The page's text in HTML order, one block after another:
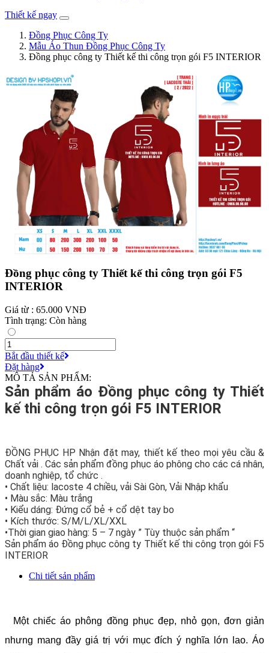
Thiết kế ngay
Đồng Phục Công Ty
Mẫu Áo Thun Đồng Phục Công Ty
Đồng phục công ty Thiết kế thi công trọn gói F5 INTERIOR
Đồng phục công ty Thiết kế thi công trọn gói F5
INTERIOR
Giá từ : 65.000 VNĐ
Tình trạng: Còn hàng
Bắt đầu thiết kế
Đặt hàng
MÔ TẢ SẢN PHẨM:
Sản phẩm áo Đồng phục công ty Thiết
kế thi công trọn gói F5 INTERIOR
ĐỒNG PHỤC HP Nhận đặt may, thiết kế theo mọi yêu cầu &
Chất vải . Các sản phẩm đồng phục áo phông cho các cá nhân,
doanh nghiệp, tổ chức .
• Chất liệu: lacoste 4 chiều, vải Sài Gòn, Vải Nhập khẩu
• Màu sắc: Màu trắng
• Kiểu dáng: Đứng cổ bẻ + cổ dệt tay bo
• Kích thước: S/M/L/XL/XXL
•Thời gian giao hàng: 5 – 7 ngày ” Tùy thuộc sản phẩm “
Sản phẩm áo Đồng phục công ty Thiết kế thi công trọn gói F5
INTERIOR
Chi tiết sản phẩm
Một chiếc áo phông đồng phục đẹp, nhỏ gọn, đơn giản
nhưng mang đầy giá trị với mục đích ý nghĩa lớn lao. Áo